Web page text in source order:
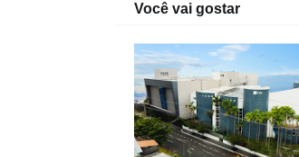
Você vai gostar